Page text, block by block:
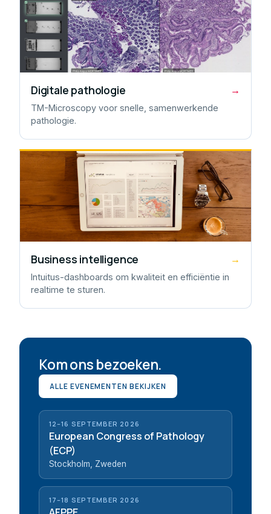
Digitale pathologie →
TM-Microscopy voor snelle, samenwerkende
pathologie.
Business intelligence →
Intuitus-dashboards om kwaliteit en efficiëntie in
realtime te sturen.
Kom ons bezoeken.
ALLE EVENEMENTEN BEKIJKEN
12–16 SEPTEMBER 2026
European Congress of Pathology
(ECP)
Stockholm, Zweden
17–18 SEPTEMBER 2026